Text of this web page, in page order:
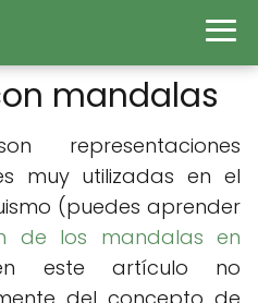
mandalas
representaciones
muy utilizadas en el
(puedes aprender
de los mandalas en
este artículo no